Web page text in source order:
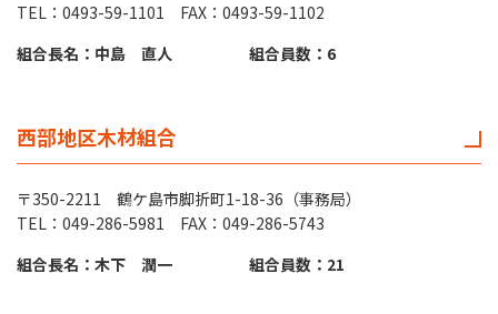
TEL：0493-59-1101 FAX：0493-59-1102
組合長名：中島 直人
組合員数：6
西部地区木材組合
〒350-2211 鶴ケ島市脚折町1-18-36（事務局）
TEL：049-286-5981 FAX：049-286-5743
組合長名：木下 潤一
組合員数：21